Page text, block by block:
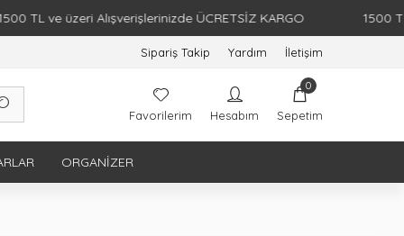
üzeri Alışverişlerinizde ÜCRETSİZ KARGO 1500 TL ve
Sipariş Takip Yardım İletişim
Favorilerim Hesabım
0
Sepetim
ORGANIZER